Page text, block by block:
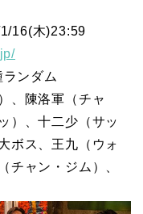
16(木)23:59
ンダム
、陳洛軍（チャ
）、十二少（サッ
ボス、王九（ウォ
チャン・ジム）、